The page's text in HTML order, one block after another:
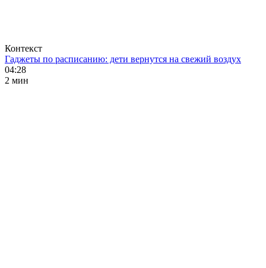
Контекст
Гаджеты по расписанию: дети вернутся на свежий воздух
04:28
2 мин